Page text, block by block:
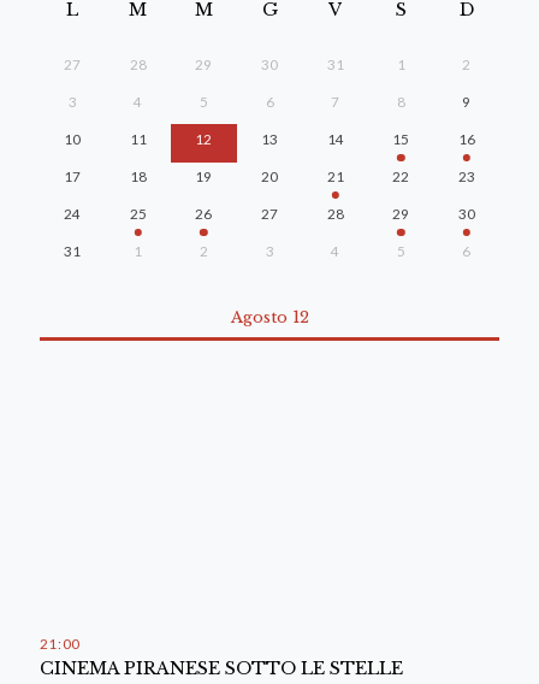
L M M G V S D
27 28 29 30 31 1 2
3 4 5 6 7 8 9
10 11 12 13 14 15 16
17 18 19 20 21 22 23
24 25 26 27 28 29 30
31 1 2 3 4 5 6
Agosto 12
21 : 00
CINEMA PIRANESE SOTTO LE STELLE